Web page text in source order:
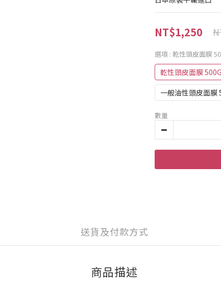
NT$1,250
選項 : 乾性頭皮面膜
乾性頭皮面膜 500G
一般油性頭皮面膜
數量
送貨及付款方式
商品描述